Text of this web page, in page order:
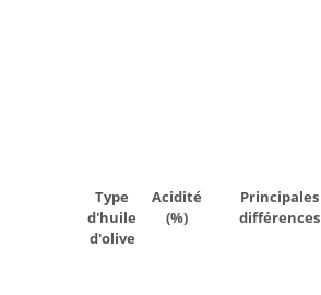
Type
d'huile
d'olive
Acidité
(%)
Principales
différences